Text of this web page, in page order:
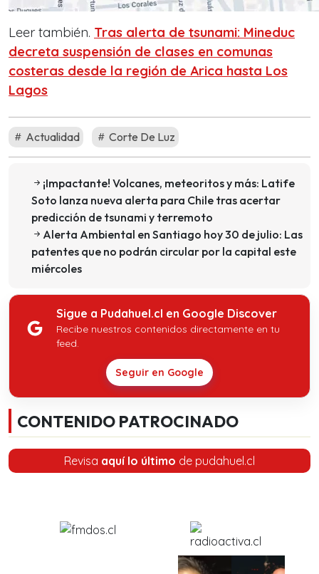
Leer también. Tras alerta de tsunami: Mineduc
decreta suspensión de clases en comunas
costeras desde la región de Arica hasta Los
Lagos
Actualidad Corte De Luz
¡Impactante! Volcanes, meteoritos y más: Latife
Soto lanza nueva alerta para Chile tras acertar
predicción de tsunami y terremoto
Alerta Ambiental en Santiago hoy 30 de julio: Las
patentes que no podrán circular por la capital este
miércoles
Sigue a Pudahuel.cl en Google Discover
Recibe nuestros contenidos directamente en tu
feed.
Seguir en Google
CONTENIDO PATROCINADO
Revisa aquí lo último de pudahuel.cl